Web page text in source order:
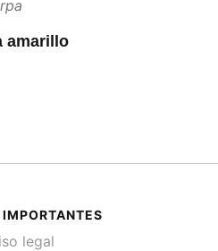
amarillo
legal